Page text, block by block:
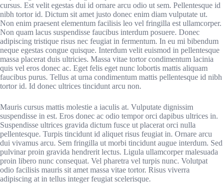
cursus. Est velit egestas dui id ornare arcu odio ut sem. Pellentesque id
nibh tortor id. Dictum sit amet justo donec enim diam vulputate ut.
Non enim praesent elementum facilisis leo vel fringilla est ullamcorper.
Non quam lacus suspendisse faucibus interdum posuere. Donec
adipiscing tristique risus nec feugiat in fermentum. In eu mi bibendum
neque egestas congue quisque. Interdum velit euismod in pellentesque
massa placerat duis ultricies. Massa vitae tortor condimentum lacinia
quis vel eros donec ac. Eget felis eget nunc lobortis mattis aliquam
faucibus purus. Tellus at urna condimentum mattis pellentesque id nibh
tortor id. Id donec ultrices tincidunt arcu non.
Mauris cursus mattis molestie a iaculis at. Vulputate dignissim
suspendisse in est. Eros donec ac odio tempor orci dapibus ultrices in.
Suspendisse ultrices gravida dictum fusce ut placerat orci nulla
pellentesque. Turpis tincidunt id aliquet risus feugiat in. Ornare arcu
dui vivamus arcu. Sem fringilla ut morbi tincidunt augue interdum. Sed
pulvinar proin gravida hendrerit lectus. Ligula ullamcorper malesuada
proin libero nunc consequat. Vel pharetra vel turpis nunc. Volutpat
odio facilisis mauris sit amet massa vitae tortor. Risus viverra
adipiscing at in tellus integer feugiat scelerisque.